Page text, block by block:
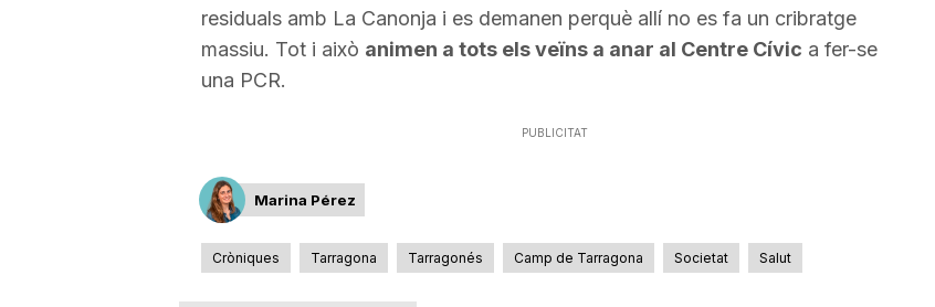
a
incrementar
residuals amb La Canonja i es demanen perquè allí no es fa un cribratge
massiu. Tot i això animen a tots els veïns a anar al Centre Cívic a fer-se
una PCR.
PUBLICITAT
Marina Pérez
Cròniques Tarragona Tarragonés Camp de Tarragona Societat Salut